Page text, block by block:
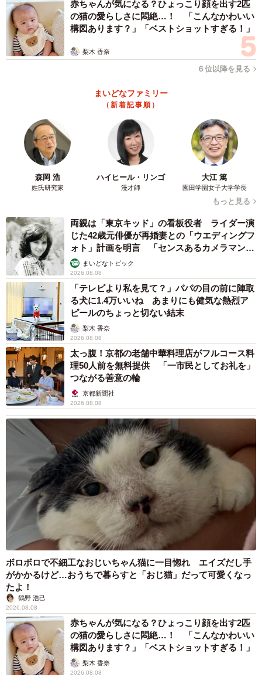
赤ちゃんが気になる？ひょっこり顔を出す2匹
の猫の愛らしさに悶絶…！ 「こんなかわいい
構図あります？」「ベストショットすぎる！」
梨木 香奈
６位以降を見る
まいどなファミリー
（新着記事順）
森岡 浩
姓氏研究家
ハイヒール・リンゴ
漫才師
大江 篤
園田学園女子大学学長
もっと見る
両親は「東京キッド」の看板役者 ライダー演
じた42歳元俳優が再婚妻との「ウエディングフ
ォト」計画を明言 「センスあるカメラマン求
む」まいどなトピック
2026.08.08
「テレビより私を見て？」パパの目の前に陣取
る犬に1.4万いいね あまりにも健気な熱烈ア
ピールのちょっと切ない結末
梨木 香奈
2026.08.08
太っ腹！京都の老舗中華料理店がフルコース料
理50人前を無料提供 「一市民としてお礼を」
つながる善意の輪
京都新聞社
2026.08.08
ボロボロで不細工なおじいちゃん猫に一目惚れ エイズだし手
がかかるけど…おうちで暮らすと「おじ猫」だって可愛くなっ
たよ！
鶴野 浩己
2026.08.08
赤ちゃんが気になる？ひょっこり顔を出す2匹
の猫の愛らしさに悶絶…！ 「こんなかわいい
構図あります？」「ベストショットすぎる！」
梨木 香奈
2026.08.08